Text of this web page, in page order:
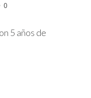
0
5 años de